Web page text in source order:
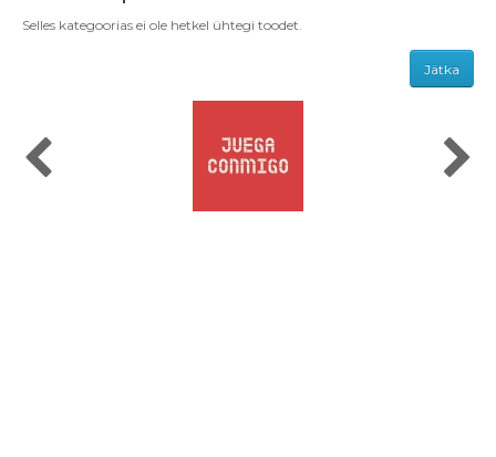
Selles kategoorias ei ole hetkel ühtegi toodet.
Jätka